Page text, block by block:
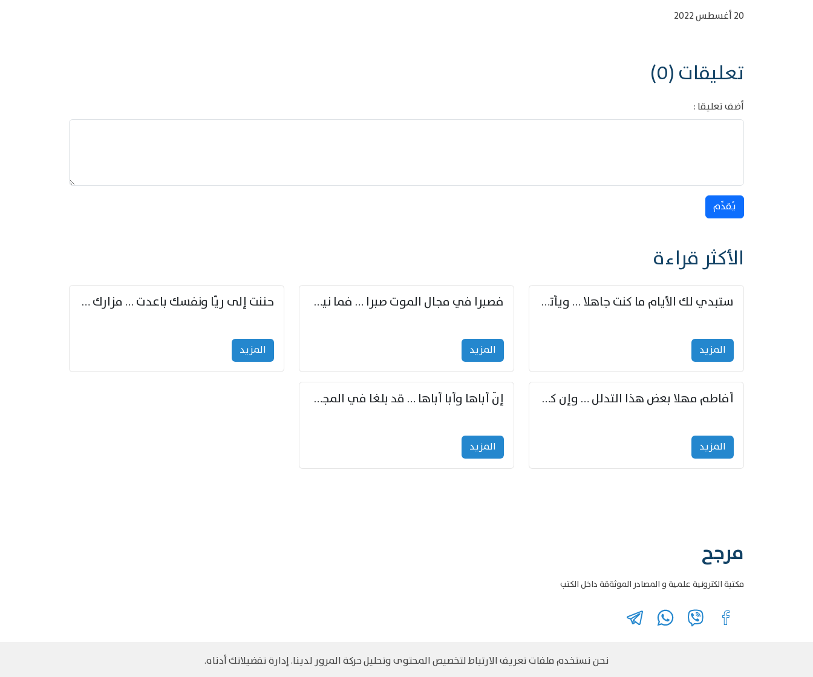
20 أغسطس 2022
تعليقات (0)
أضف تعليقا :
يُقدِّم
الأكثر قراءة
ستبدي لك الأيام ما كنت جاهلا … ويأتيك بالأخبار من لم تزوّد
المزید
فصبرا في مجال الموت صبرا … فما نيل الخلود بمستطاع
المزید
حننت إلى ريّا ونفسك باعدت … مزارك من ريّا وشعباكما معا
المزید
أفاطم مهلا بعض هذا التدلل … وإن كنت قد أزمعت صرمي فأجملي
المزید
إنّ أباها وأبا أباها … قد بلغا في المجد غايتاها
المزید
مرجح
مكتبة الكترونية علمية و المصادر الموثةقة داخل الكتب
©حقوق الطبع والنشر مرجح جميع الحقوق محفوظةسياسة و الخصوصية
نحن نستخدم ملفات تعريف الارتباط لتخصيص المحتوى وتحليل حركة المرور لدينا. إدارة تفضيلاتك أدناه.